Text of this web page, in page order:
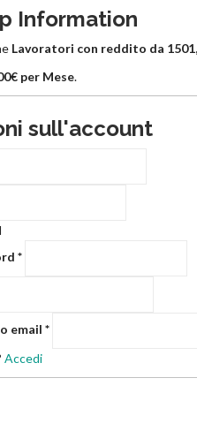
Information
Lavoratori con reddito da
per Mese.
sull'account
*
email *
Accedi